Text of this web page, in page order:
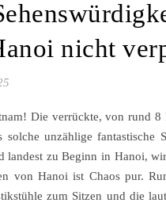
nicht
Die verrückte, von rund
unzählige fantastische
landest zu Beginn in Hanoi,
von Hanoi ist Chaos pur.
zum Sitzen und die